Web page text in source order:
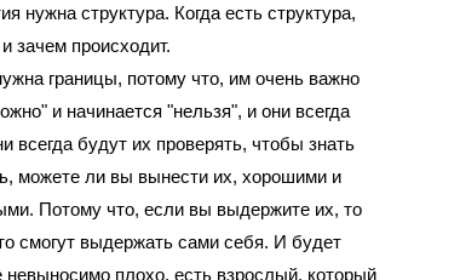
нужна структура. Когда есть структура,
зачем происходит.
границы, потому что, им очень важно
и начинается "нельзя", и они всегда
всегда будут их проверять, чтобы знать
можете ли вы вынести их, хорошими и
Потому что, если вы выдержите их, то
смогут выдержать сами себя. И будет
невыносимо плохо, есть взрослый, который